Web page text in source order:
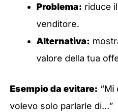
Problema: riduce
venditore.
Alternativa:
valore della tua
Esempio da evitare: “Mi
volevo solo parlarle di…”